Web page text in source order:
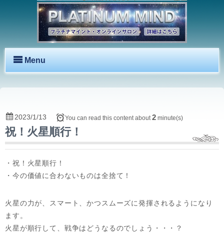
Menu
祝！火星順行！
2023/1/13 You can read this content about2 minute(s)
・祝！火星順行！
・今の価値に合わないものは全捨て！
火星の力が、スマート、かつスムーズに発揮されるようになり
ます。
火星が順行して、戦争はどうなるのでしょう・・・？